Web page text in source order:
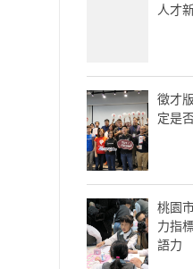
人才
徵才
定是
桃園
力指
語力